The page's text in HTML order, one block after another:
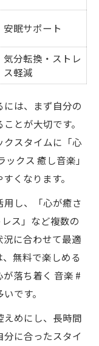
安眠サポート
気分転換・ストレ
ス軽減
は、まず自分の
とが大切です。
スタイムに「心
クス 癒し音楽」
くなります。
用し、「心が癒さ
ス」など複数の
に合わせて最適
無料で楽しめる
が落ち着く 音楽 #
です。
めにし、長時間
に合ったスタイ